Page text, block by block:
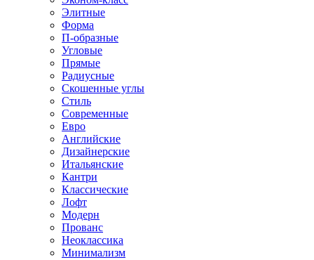
Элитные
Форма
П-образные
Угловые
Прямые
Радиусные
Скошенные углы
Стиль
Современные
Евро
Английские
Дизайнерские
Итальянские
Кантри
Классические
Лофт
Модерн
Прованс
Неоклассика
Минимализм